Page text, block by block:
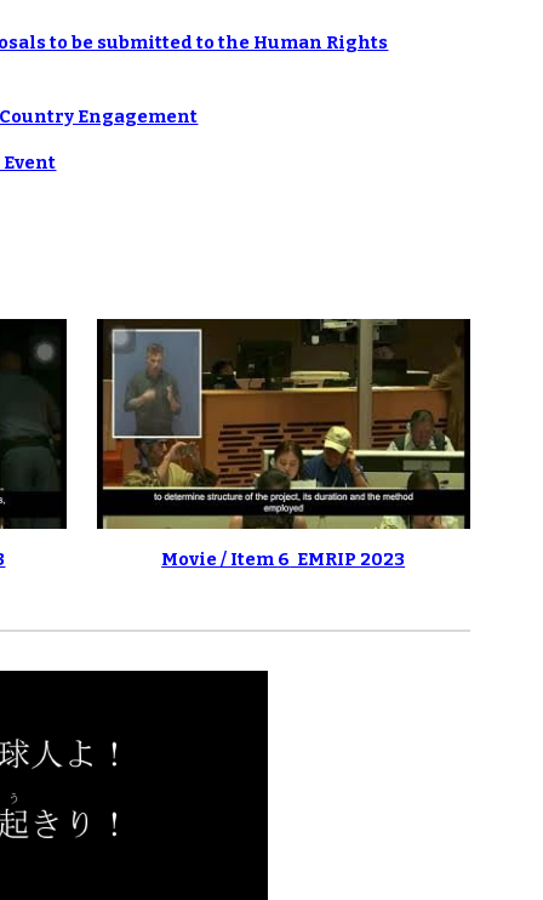
to be submitted to the Human Rights
Country Engagement
Event
Movie / Item 6 EMRIP 2023